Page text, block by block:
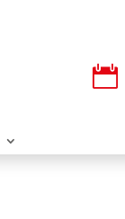

